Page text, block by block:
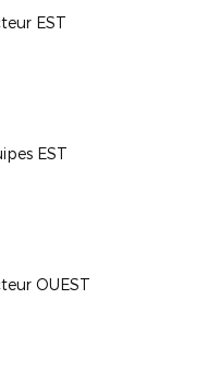
EST
EST
OUEST